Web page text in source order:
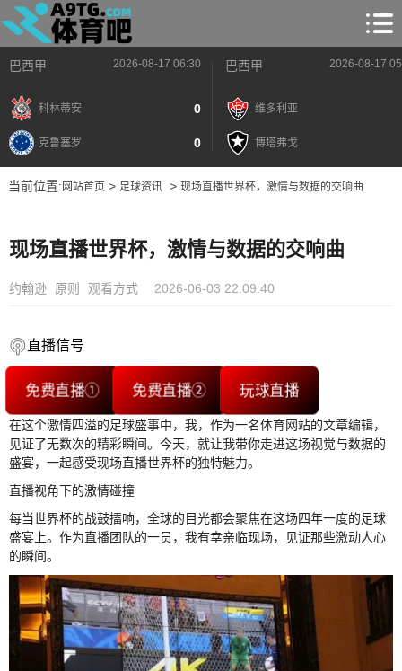
巴西甲 2026-08-17 06:30
科林蒂安 0
克鲁塞罗 0
巴西甲 2026-08-17
维多利亚
博塔弗戈
当前位置: 网站首页> 足球资讯> 现场直播世界杯，激情与数据的交响曲
现场直播世界杯，激情与数据的交响曲
约翰逊 原则 观看方式 2026-06-03 22:09:40
直播信号
免费直播① 免费直播② 玩球直播
在这个激情四溢的足球盛事中，我，作为一名体育网站的文章编辑，
见证了无数次的精彩瞬间。今天，就让我带你走进这场视觉与数据的
盛宴，一起感受现场直播世界杯的独特魅力。
直播视角下的激情碰撞
每当世界杯的战鼓擂响，全球的目光都会聚焦在这场四年一度的足球
盛宴上。作为直播团队的一员，我有幸亲临现场，见证那些激动人心
的瞬间。